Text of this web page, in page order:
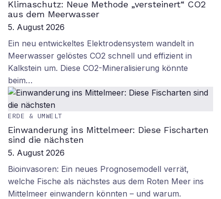
Klimaschutz: Neue Methode „versteinert“ CO2
aus dem Meerwasser
5. August 2026
Ein neu entwickeltes Elektrodensystem wandelt in
Meerwasser gelöstes CO2 schnell und effizient in
Kalkstein um. Diese CO2-Mineralisierung könnte
beim…
ERDE & UMWELT
Einwanderung ins Mittelmeer: Diese Fischarten
sind die nächsten
5. August 2026
Bioinvasoren: Ein neues Prognosemodell verrät,
welche Fische als nächstes aus dem Roten Meer ins
Mittelmeer einwandern könnten – und warum.